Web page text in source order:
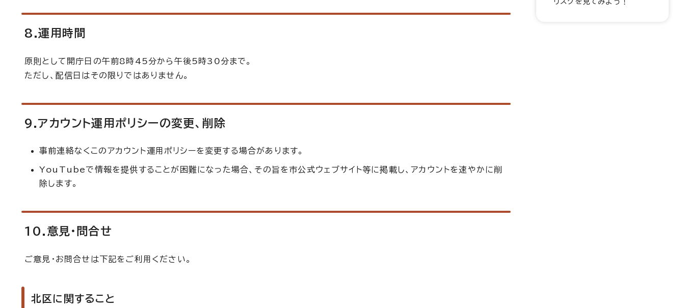
8.運用時間
原則として開庁日の午前8時45分から午後5時30分まで。
ただし、配信日はその限りではありません。
9.アカウント運用ポリシーの変更、削除
事前連絡なくこのアカウント運用ポリシーを変更する場合があります。
YouTubeで情報を提供することが困難になった場合、その旨を市公式ウェブサイト等に掲載し、アカウントを速やかに削
除します。
10.意見・問合せ
ご意見・お問合せは下記をご利用ください。
北区に関すること